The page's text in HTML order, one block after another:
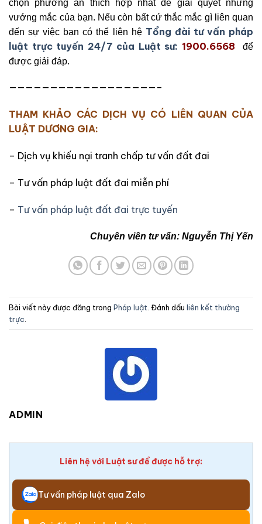
chọn phương án thích hợp nhất để giải quyết những
vướng mắc của bạn. Nếu còn bất cứ thắc mắc gì liên quan
đến sự việc bạn có thể liên hệ Tổng đài tư vấn pháp
luật trực tuyến 24/7 của Luật sư: 1900.6568
để
được giải đáp.
——————————————————–
THAM KHẢO CÁC DỊCH VỤ CÓ LIÊN QUAN CỦA
LUẬT DƯƠNG GIA:
– Dịch vụ khiếu nại tranh chấp tư vấn đất đai
– Tư vấn pháp luật đất đai miễn phí
– Tư vấn pháp luật đất đai trực tuyến
Chuyên viên tư vấn: Nguyễn Thị Yến
Bài viết này được đăng trong Pháp luật . Đánh dấu liên kết thường
trực
ADMIN
Liên hệ với Luật sư để được hỗ trợ:
Tư vấn pháp luật qua Zalo